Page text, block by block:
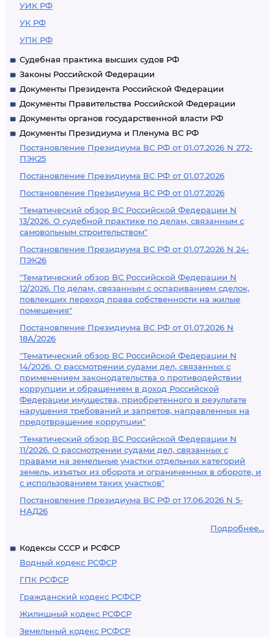
УИК РФ
УК РФ
УПК РФ
Судебная практика высших судов РФ
Законы Российской Федерации
Документы Президента Российской Федерации
Документы Правительства Российской Федерации
Документы органов государственной власти РФ
Документы Президиума и Пленума ВС РФ
Постановление Президиума ВС РФ от 01.07.2026 N 272-
ПЭК25
Постановление Президиума ВС РФ от 01.07.2026
Постановление Президиума ВС РФ от 01.07.2026
"Тематический обзор ВС Российской Федерации N
13/2026. О судебной практике по делам, связанным с
самовольным строительством"
Постановление Президиума ВС РФ от 01.07.2026 N 24-
ПЭК26
"Тематический обзор ВС Российской Федерации N
12/2026. По делам, связанным с оспариванием сделок,
повлекших переход права собственности на жилые
помещения"
Постановление Президиума ВС РФ от 01.07.2026 N
18А/2026
"Тематический обзор ВС Российской Федерации N
14/2026. О рассмотрении судами дел, связанных с
применением законодательства о противодействии
коррупции и обращением в доход Российской
Федерации имущества, приобретенного в результате
нарушения требований и запретов, направленных на
предотвращение коррупции"
"Тематический обзор ВС Российской Федерации N
11/2026. О рассмотрении судами дел, связанных с
правами на земельные участки отдельных категорий
земель, изъятых из оборота и ограниченных в обороте, и
с использованием таких участков"
Постановление Президиума ВС РФ от 17.06.2026 N 5-
НАД26
Подробнее...
Кодексы СССР и РСФСР
Водный кодекс РСФСР
ГПК РСФСР
Гражданский кодекс РСФСР
Жилищный кодекс РСФСР
Земельный кодекс РСФСР